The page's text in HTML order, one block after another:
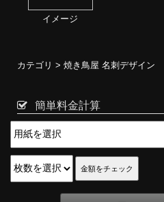
イメージ
カテゴリ > 焼き鳥屋 名刺デザイン
簡単料金計算